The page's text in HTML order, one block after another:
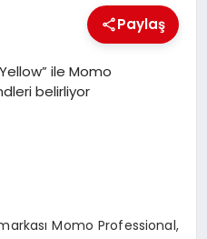
Paylaş
Momo Professional,